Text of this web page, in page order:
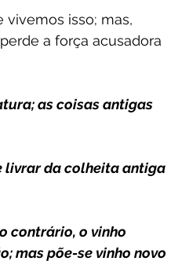
isso; mas,
a força acusadora
as coisas antigas
livrar da colheita antiga
contrário, o vinho
mas põe-se vinho novo